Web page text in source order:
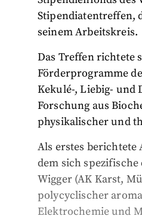
Stipendiatentreffen,
seinem Arbeitskreis.
Das Treffen richtete
Förderprogramme
Kekulé-, Liebig- und
Forschung aus
physikalischer und
Als erstes berichtete
dem sich spezifische
Wigger (AK Karst,
polycyclischer
Elektrochemie und